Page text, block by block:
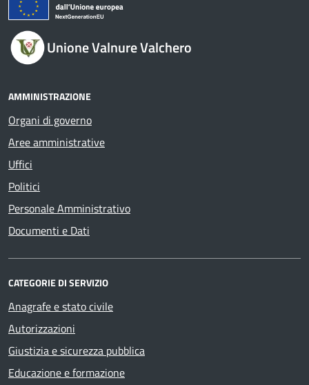
Unione Valnure Valchero
AMMINISTRAZIONE
Organi di governo
Aree amministrative
Uffici
Politici
Personale Amministrativo
Documenti e Dati
CATEGORIE DI SERVIZIO
Anagrafe e stato civile
Autorizzazioni
Giustizia e sicurezza pubblica
Educazione e formazione